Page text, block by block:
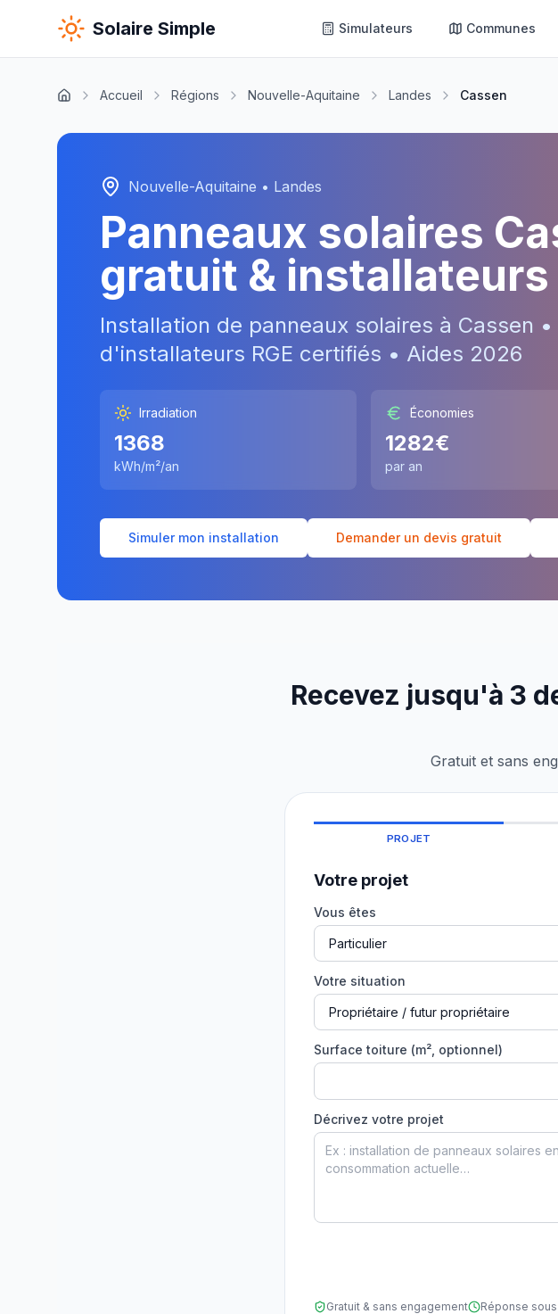
Solaire Simple Simulateurs Communes
Accueil Régions Nouvelle-Aquitaine Landes Cassen
Nouvelle-Aquitaine • Landes
Panneaux solaires
gratuit & installateurs
Installation de panneaux solaires à Cassen
d'installateurs RGE certifiés • Aides 2026
Irradiation
1368
kWh/m²/an
Économies
1282€
par an
Simuler mon installation Demander un devis gratuit
Recevez jusqu'à 3
Gratuit et sans
PROJET
Votre projet
Vous êtes
Votre situation
Surface toiture (m², optionnel)
Décrivez votre projet
Gratuit & sans engagement Réponse